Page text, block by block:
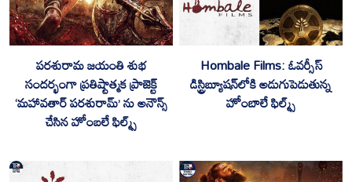
పరశురామ జయంతి శుభ
సందర్భంగా ప్రతిష్టాత్మక ప్రాజెక్ట్
‘మహావతార్ పరశురామ్’ ను అనౌన్స్
చేసిన హోంబలే ఫిల్మ్స్
Hombale Films: ఓవర్సీస్
డిస్ట్రిబ్యూషన్‌లోకి అడుగుపెడుతున్న
హోంబాలే ఫిల్మ్స్